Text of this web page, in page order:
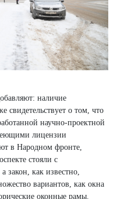
наличие
свидетельствует о том, что
научно-проектной
лицензии
в Народном фронте,
стояли с
закон, как известно,
вариантов, как окна
оконные рамы.